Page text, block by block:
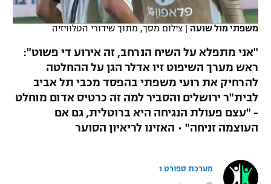
לוח שידורים
ברחבה
"מעל הליגה" – פודקאסט
מכבי תל אביב
הפועל חיפה
הפועל באר שבע
מכבי נתניה
בני יהודה
ליגה הולנדית
ליגה טורקית
ליגה סינית
ליגה ברזילאית
הפועל ירושלים
כדורעף
ג'ודו
אגרוף
היאבקות WWE
משפתי מול שועה | צילום מסך, מתוך שידורי הטלוויזיה
"אני מתפלא על השיח הנרחב, זה אירוע די פשוט":
ראש מערך השיפוט זיו אדלר הגן על ההחלטה
להרחיק את רועי משפתי בהפסד מכבי תל אביב
לבית"ר ירושלים והסביר למה זה כרטיס אדום מוחלט
- "עצם פעולת הנגיחה היא ברוטלית, גם אם
העוצמה זניחה" • האזינו לריאיון הסוער
מערכת ספורט 1